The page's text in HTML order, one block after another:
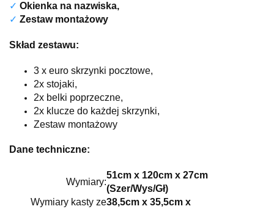
✓ Okienka na nazwiska,
✓ Zestaw montażowy
Skład zestawu:
3 x euro skrzynki pocztowe,
2x stojaki,
2x belki poprzeczne,
2x klucze do każdej skrzynki,
Zestaw montażowy
Dane techniczne:
Wymiary:
51cm x 120cm x 27cm
(Szer/Wys/Gł)
Wymiary kasty ze38,5cm x 35,5cm x